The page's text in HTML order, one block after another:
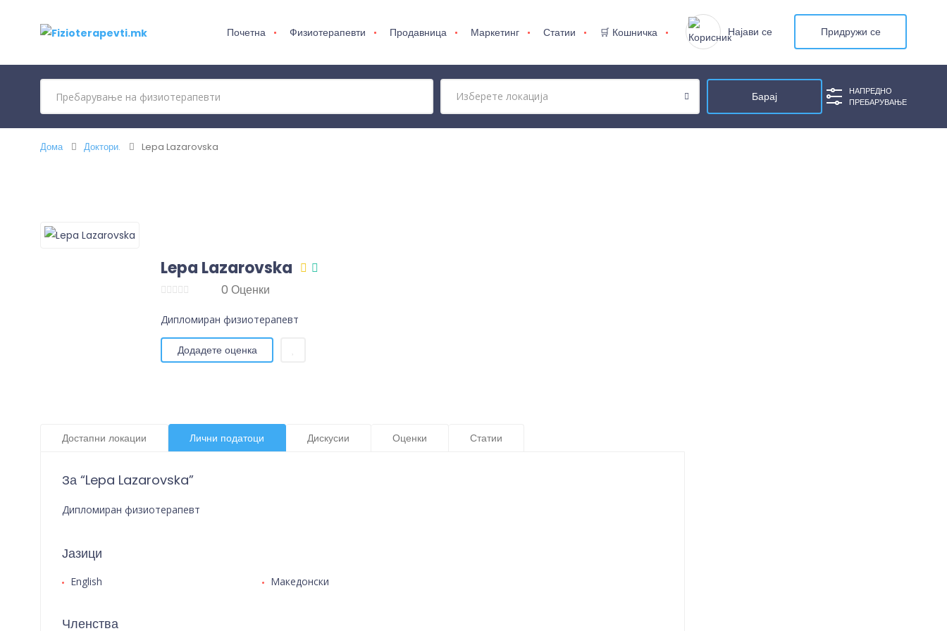
Почетна Физиотерапевти Продавница Маркетинг Статии 🛒 Кошничка Најави се Придружи се
НАПРЕДНО
ПРЕБАРУВАЊЕ
Дома Доктори. Lepa Lazarovska
Lepa Lazarovska
0 Оценки
Дипломиран физиотерапевт
Додадете оценка
Достапни локации Лични податоци Дискусии Оценки Статии
За “Lepa Lazarovska”
Дипломиран физиотерапевт
Јазици
English Македонски
Членства